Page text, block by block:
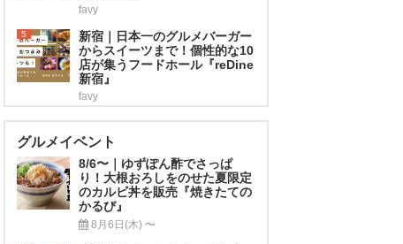
favy
5
新宿｜日本一のグルメバーガー
からスイーツまで！個性的な10
店が集うフードホール『reDine
新宿』
favy
グルメイベント
8/6〜｜ゆずぽん酢でさっぱ
り！大根おろしをのせた夏限定
のカルビ丼を販売『焼きたての
かるび』
8月6日(木) 〜